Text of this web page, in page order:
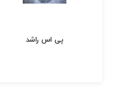
پی اس راشد